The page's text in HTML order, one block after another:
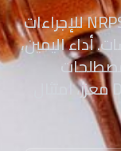
مترجمون قضائيون مسجلون في NRPSI للإجراءات
أداء اليمين،
القانونية، معاملة سرية. فحص DBS معزز، امتثال